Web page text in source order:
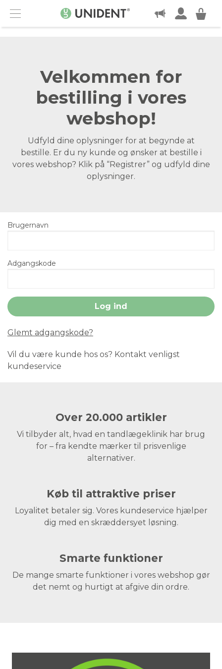
Menu
KONTAKT
Velkommen for
bestilling i vores
webshop!
Udfyld dine oplysninger for at begynde at
bestille. Er du ny kunde og ønsker at bestille i
vores webshop? Klik på “Registrer” og udfyld dine
oplysninger.
Brugernavn
Adgangskode
Glemt adgangskode?
Vil du være kunde hos os? Kontakt venligst
kundeservice
Over 20.000 artikler
Vi tilbyder alt, hvad en tandlægeklinik har brug
for – fra kendte mærker til prisvenlige
alternativer.
Køb til attraktive priser
Loyalitet betaler sig. Vores kundeservice hjælper
dig med en skræddersyet løsning.
Smarte funktioner
De mange smarte funktioner i vores webshop gør
det nemt og hurtigt at afgive din ordre.